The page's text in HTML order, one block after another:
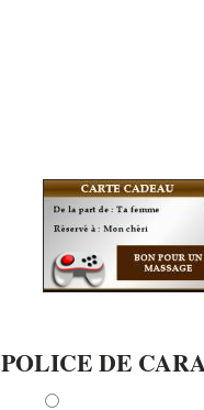
POLICE DE